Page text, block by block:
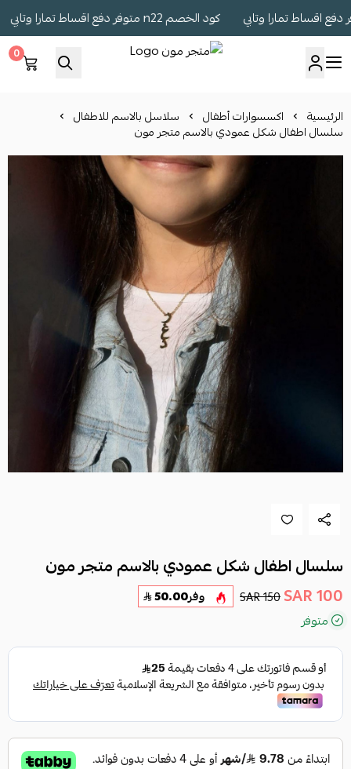
كود الخصم n22 متوفر دفع اقساط تمارا وتابي
0
الرئيسية اكسسوارات أطفال سلاسل بالاسم للاطفال
سلسال اطفال شكل عمودي بالاسم متجر مون
سلسال اطفال شكل عمودي بالاسم متجر مون
100 SAR
150 SAR وفر50.00
متوفر